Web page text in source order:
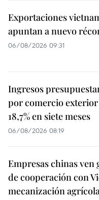
Exportaciones
apuntan a nuevo
06/08/2026 09:31
Ingresos
por comercio
18,7% en siete meses
06/08/2026 08:19
Empresas chinas
de cooperación con
mecanización